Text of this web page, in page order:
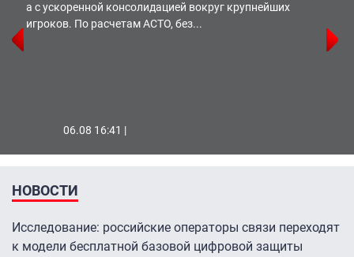
а с ускоренной консолидацией вокруг крупнейших
игроков. По расчетам АСТО, без...
06.08 16:41 |
НОВОСТИ
Исследование: российские операторы связи переходят
к модели бесплатной базовой цифровой защиты